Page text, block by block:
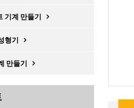
기계 만들기
형기
만들기